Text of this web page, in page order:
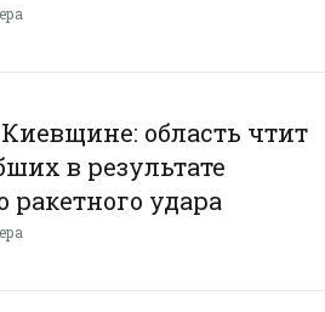
область чтит
в результате
ракетного удара